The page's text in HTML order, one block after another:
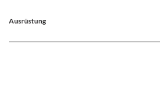
Ausrüstung